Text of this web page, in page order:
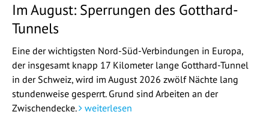
Im August: Sperrungen des Gotthard-
Tunnels
Eine der wichtigsten Nord-Süd-Verbindungen in Europa,
der insgesamt knapp 17 Kilometer lange Gotthard-Tunnel
in der Schweiz, wird im August 2026 zwölf Nächte lang
stundenweise gesperrt. Grund sind Arbeiten an der
Zwischendecke.
weiterlesen